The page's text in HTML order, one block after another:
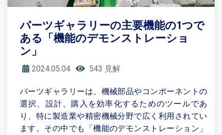
パーツギャラリーの主要機能の1つで
ある「機能のデモンストレーショ
ン」
2024.05.04 543 見解
パーツギャラリーは、機械部品やコンポーネントの
選択、設計、購入を効率化するためのツールであ
り、特に製造業や精密機械分野で広く利用されてい
ます。その中でも「機能のデモンストレーション」